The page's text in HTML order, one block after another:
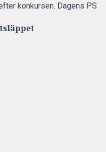
konkursen. Dagens PS